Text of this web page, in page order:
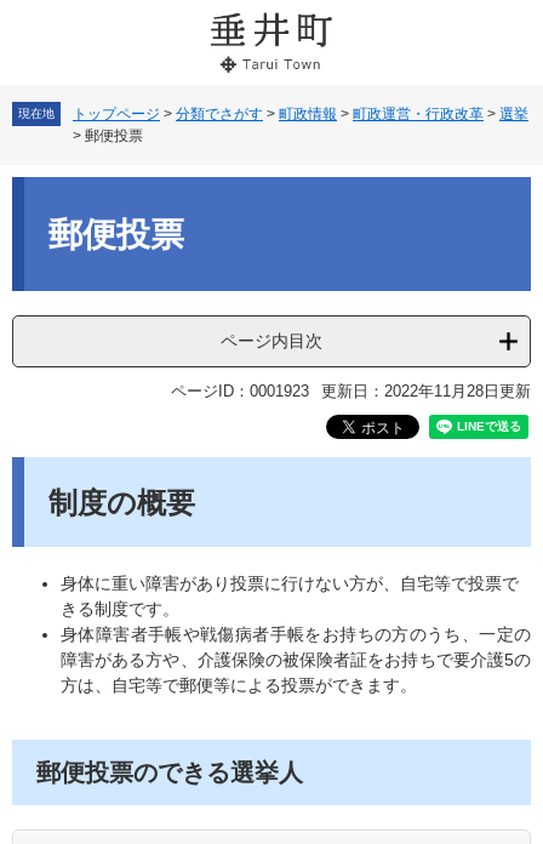
へ
現在地 トップページ > 分類でさがす > 町政情報 > 町政運営・行政改革 > 選挙
> 郵便投票
郵便投票
ページ内目次
ページID：0001923 更新日：2022年11月28日更新
制度の概要
身体に重い障害があり投票に行けない方が、自宅等で投票で
きる制度です。
身体障害者手帳や戦傷病者手帳をお持ちの方のうち、一定の
障害がある方や、介護保険の被保険者証をお持ちで要介護5の
方は、自宅等で郵便等による投票ができます。
郵便投票のできる選挙人